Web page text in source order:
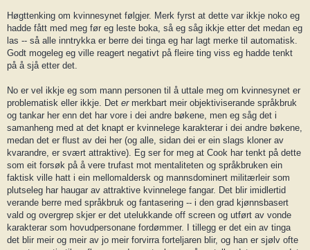
Høgttenking om kvinnesynet følgjer. Merk fyrst at dette var ikkje noko eg
hadde fått med meg før eg leste boka, så eg såg ikkje etter det medan eg
las -- så alle inntrykka er berre dei tinga eg har lagt merke til automatisk.
Godt mogeleg eg ville reagert negativt på fleire ting viss eg hadde tenkt
på å sjå etter det.
No er vel ikkje eg som mann personen til å uttale meg om kvinnesynet er
problematisk eller ikkje. Det ermerkbart meir objektiviserande språkbruk
og tankar her enn det har vore i dei andre bøkene, men eg såg det i
samanheng med at det knapt er kvinnelege karakterar i dei andre bøkene,
medan det er flust av dei her (og alle, sidan dei er ein slags kloner av
kvarandre, er svært attraktive). Eg ser for meg at Cook har tenkt på dette
som eit forsøk på å vere trufast mot mentaliteten og språkbruken ein
faktisk ville hatt i ein mellomaldersk og mannsdominert militærleir som
plutseleg har haugar av attraktive kvinnelege fangar. Det blir imidlertid
verande berre med språkbruk og fantasering -- i den grad kjønnsbasert
vald og overgrep skjer er det utelukkande off screen og utført av vonde
karakterar som hovudpersonane fordømmer. I tillegg er det ein av tinga
det blir meir og meir av jo meir forvirra forteljaren blir, og han er sjølv ofte